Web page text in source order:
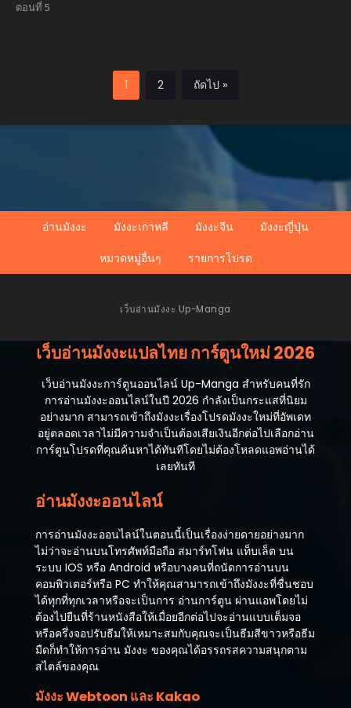
ตอนที่ 5
1 2 ถัดไป »
อ่านมังงะ มังงะเกาหลี มังงะจีน
มังงะญี่ปุ่น
หมวดหมู่อื่นๆ
รายการโปรด
เว็บอ่านมังงะ Up-Manga
เว็บอ่านมังงะแปลไทย การ์ตูนใหม่ 2026
เว็บอ่านมังงะการ์ตูนออนไลน์ Up-Manga สำหรับคนที่รัก
การอ่านมังงะออนไลน์ในปี 2026 กำลังเป็นกระแสที่นิยม
อย่างมาก สามารถเข้าถึงมังงะเรื่องโปรดมังงะใหม่ที่อัพเดท
อยู่ตลอดเวลาไม่มีความจำเป็นต้องเสียเงินอีกต่อไปเลือกอ่าน
การ์ตูนโปรดที่คุณค้นหาได้ทันทีโดยไม่ต้องโหลดแอพอ่านได้
เลยทันที
อ่านมังงะออนไลน์
การอ่านมังงะออนไลน์ในตอนนี้เป็นเรื่องง่ายดายอย่างมาก
ไม่ว่าจะอ่านบนโทรศัพท์มือถือ สมาร์ทโฟน แท็บเล็ต บน
ระบบ IOS หรือ Android หรือบางคนที่ถนัดการอ่านบน
คอมพิวเตอร์หรือ PC ทำให้คุณสามารถเข้าถึงมังงะที่ชื่นชอบ
ได้ทุกที่ทุกเวลาหรือจะเป็นการ อ่านการ์ตูน ผ่านแอพโดยไม่
ต้องไปยืนที่ร้านหนังสือให้เมื่อยอีกต่อไปจะอ่านแบบเต็มจอ
หรือครึ่งจอปรับธีมให้เหมาะสมกับคุณจะเป็นธีมสีขาวหรือธีม
มืดก็ทำให้การอ่าน มังงะ ของคุณได้อรรถรสความสนุกตาม
สไตล์ของคุณ
มังงะ Webtoon และ Kakao